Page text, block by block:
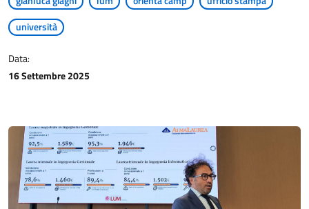
università
Data:
16 Settembre 2025